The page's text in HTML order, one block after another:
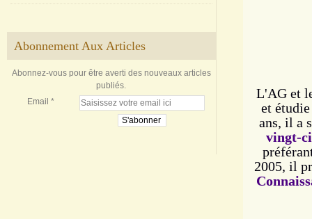
Abonnement Aux Articles
Abonnez-vous pour être averti des nouveaux articles
publiés.
Email
L'AG et
et
ans, il a
vingt-
2005, il